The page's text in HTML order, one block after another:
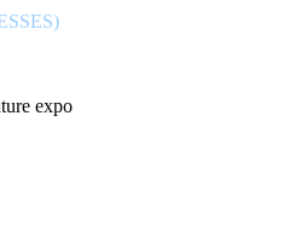
expo